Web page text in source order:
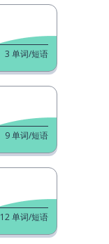
3 单词/短语
9单词/短语
12单词/短语